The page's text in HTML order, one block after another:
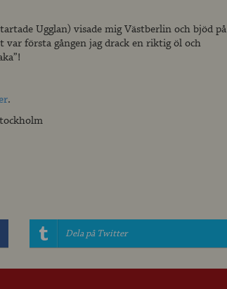
Ugglan) visade mig Västberlin och bjöd på
första gången jag drack en riktig öl och
.
Dela på Twitter